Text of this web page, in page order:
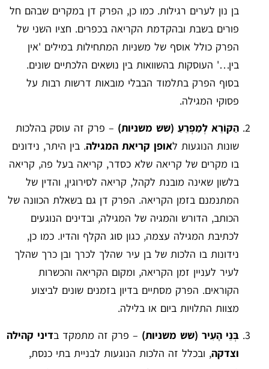
בן נון לערים רגילות. כמו כן, הפרק דן במקרים שבהם חל
פורים בשבת ובהקדמת הקריאה בכפרים. חציו השני של
הפרק כולל אוסף של משניות המתחילות במילים 'אין
בין…' העוסקות בהשוואות בין נושאים הלכתיים שונים.
בסוף הפרק בתלמוד הבבלי מובאות דרשות רבות על
פסוקי המגילה.
הַקּוֹרֵא לְמַפְרֵעַ (שש משניות) – פרק זה עוסק בהלכות
שונות הנוגעות לאופן קריאת המגילה. בין היתר, נידונים
בו מקרים של קריאה שלא כסדר, קריאה בעל פה, קריאה
בלשון שאינה מובנת לקהל, קריאה לסירוגין, והדין של
המתנמנם בזמן הקריאה. הפרק דן גם בשאלת הכוונה של
הכותב, הדורש והמגיה של המגילה, ובדינים הנוגעים
לכתיבת המגילה עצמה, כגון סוג הקלף והדיו. כמו כן,
נידונות בו הלכות של בן עיר שהלך לכרך ובן כרך שהלך
לעיר לעניין זמן הקריאה, ומקום הקריאה והכשרות
הקוראים. הפרק מסתיים בדיון בזמנים שונים לביצוע
מצוות התלויות ביום או בלילה.
בְּנֵי הָעִיר (שש משניות) – פרק זה מתמקד בדיני קהילה
וצדקה, ובכלל זה הלכות הנוגעות לבניית בתי כנסת,